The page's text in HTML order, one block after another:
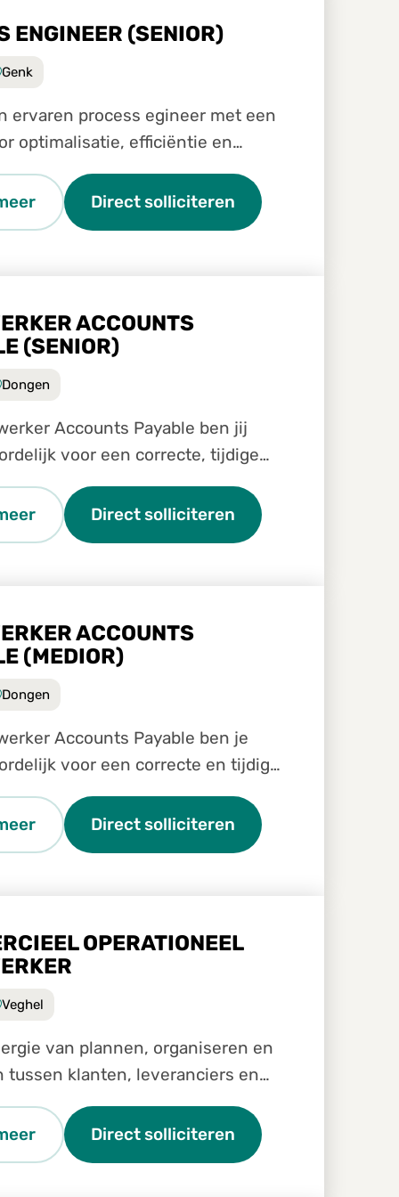
ENGINEER (SENIOR)
Genk
ervaren process egineer met een
optimalisatie, efficiëntie en
Wil je samen met het
een sleutelrol spelen in
verbeteren e
Direct solliciteren
ACCOUNTS
(SENIOR)
Dongen
Accounts Payable ben jij
voor een correcte, tijdige
verwerking van inkomende
ons Shared Service Center.
belangrijke schakel in
Direct solliciteren
ACCOUNTS
(MEDIOR)
Dongen
Accounts Payable ben je
voor een correcte en tijdige
van inkomende facturen binnen
Service Center. Je werkt nauw
collega's van verschill
Direct solliciteren
OPERATIONEEL
Veghel
van plannen, organiseren en
tussen klanten, leveranciers en
Direct solliciteren